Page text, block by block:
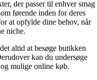
der passer til enhver smag
førende inden for deres
at opfylde dine behov, når
niche.
altid at besøge butikken
kan du undersøge
mulige online køb.